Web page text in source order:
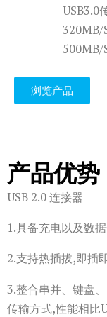
USB3.0
320MB/
500MB/
浏览产品
产品优势
USB 2.0 连接器
1.具备充电以及数
2.支持热插拔,即插
3.整合串并、键盘
传输方式,性能相比